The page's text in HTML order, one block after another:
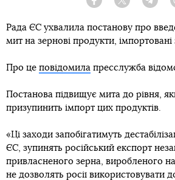
Facebook Twitter
Рада ЄС ухвалила постанову про
мит на зернові продукти, імпортовані
Про це повідомила пресслужба
Постанова підвищує мита до рівня,
призупинить імпорт цих продуктів.
«Ці заходи запобігатимуть
ЄС, зупинять російський експорт
привласненого зерна, виробленого на
не дозволять росії використовувати